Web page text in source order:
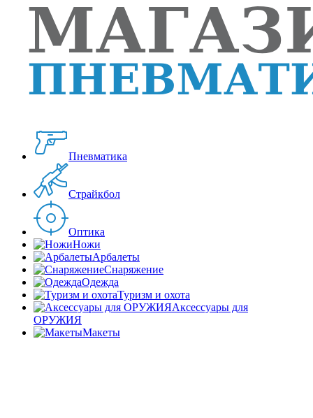
Пневматика
Страйкбол
Оптика
Ножи
Арбалеты
Снаряжение
Одежда
Туризм и охота
Аксессуары для
ОРУЖИЯ
Макеты